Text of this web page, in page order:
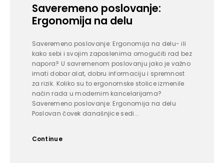
Saveremeno poslovanje:
Ergonomija na delu
Saveremeno poslovanje: Ergonomija na delu- ili
kako sebi i svojim zaposlenima omogućiti rad bez
napora? U savremenom poslovanju jako je važno
imati dobar alat, dobru informaciju i spremnost
za rizik. Koliko su to ergonomske stolice izmenile
način rada u modernim kancelarijama?
Saveremeno poslovanje: Ergonomija na delu
Poslovan čovek današnjice sedi...
Continue